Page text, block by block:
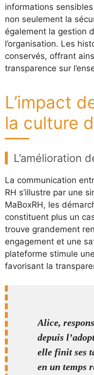
informations
non seulement la
également la gestion
l’organisation. Les
conservés, offrant
transparence sur
L’impact
la culture
L’amélioration
La communication
RH s’illustre par une
MaBoxRH, les
constituent plus un
trouve grandement
engagement et une
plateforme stimule
favorisant la
Alice,
depuis
elle finit ses
en un temps